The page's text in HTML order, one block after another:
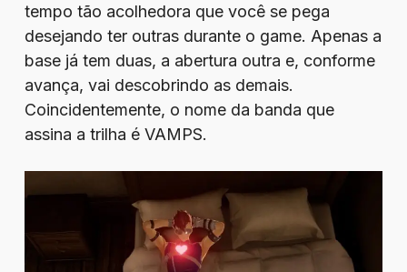
tempo tão acolhedora que você se pega
desejando ter outras durante o game. Apenas a
base já tem duas, a abertura outra e, conforme
avança, vai descobrindo as demais.
Coincidentemente, o nome da banda que
assina a trilha é VAMPS.